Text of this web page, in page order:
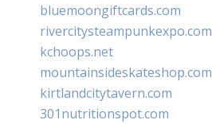
bluemoongiftcards.com
rivercitysteampunkexpo.com
kchoops.net
mountainsideskateshop.com
kirtlandcitytavern.com
301nutritionspot.com